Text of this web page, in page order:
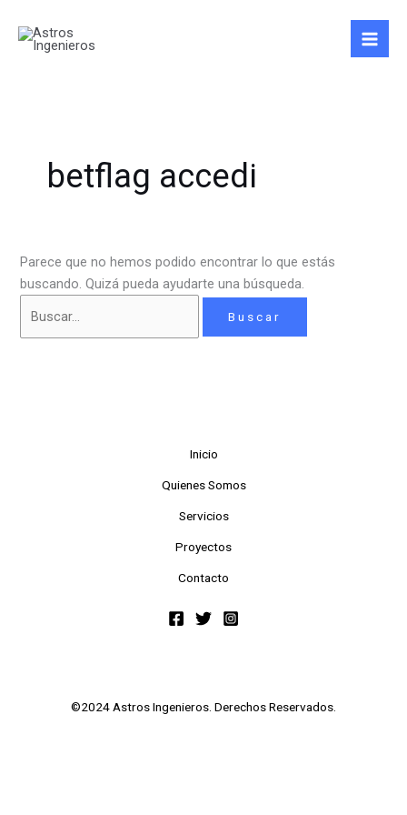
contenido
betflag accedi
Parece que no hemos podido encontrar lo que estás
buscando. Quizá pueda ayudarte una búsqueda.
por:
Inicio
Quienes Somos
Servicios
Proyectos
Contacto
©2024 Astros Ingenieros. Derechos Reservados.